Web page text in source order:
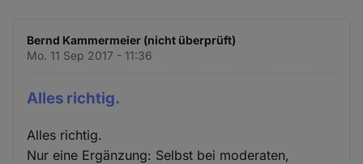
Bernd Kammermeier (nicht überprüft)
Mo. 11 Sep 2017 - 11:36
Alles richtig.
Alles richtig.
Nur eine Ergänzung: Selbst bei moderaten,